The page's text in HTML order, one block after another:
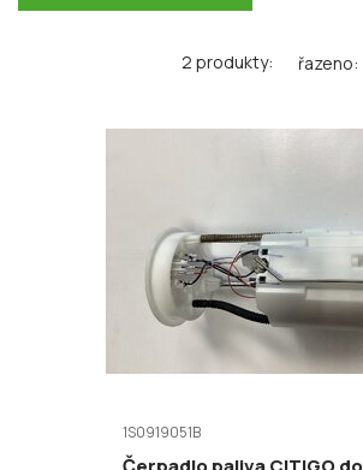
2 produkty: řazeno:
1S0919051B